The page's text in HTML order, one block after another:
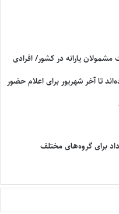
مشمولان یارانه در کشور/ افرادی
تا آخر شهریور برای اعلام حضور
برای گروه‌های مختلف